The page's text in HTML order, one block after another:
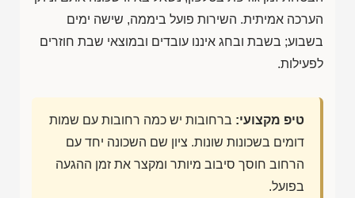
הערכה אמיתית. השירות פועל ביממה, שישה ימים
בשבוע; בשבת ובחג איננו עובדים ובמוצאי שבת חוזרים
לפעילות.
טיפ מקצועי: ברחובות יש כמה רחובות עם שמות
דומים בשכונות שונות. ציון שם השכונה יחד עם
הרחוב חוסך סיבוב מיותר ומקצר את זמן ההגעה
בפועל.